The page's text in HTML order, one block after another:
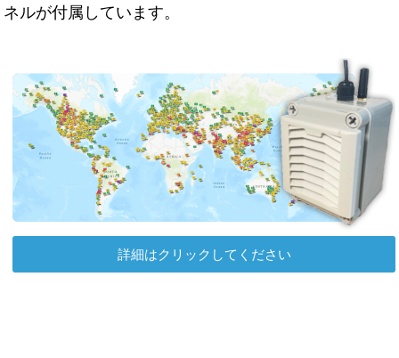
ネルが付属しています。
詳細はクリックしてください